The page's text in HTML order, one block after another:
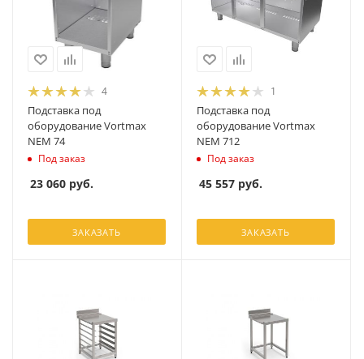
4
Подставка под
оборудование Vortmax
NEM 74
Под заказ
23 060 руб.
ЗАКАЗАТЬ
1
Подставка под
оборудование Vortmax
NEM 712
Под заказ
45 557 руб.
ЗАКАЗАТЬ